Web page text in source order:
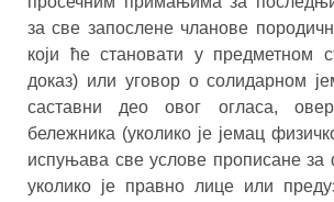
за све запослене чланове
који ће становати у предметном
доказ) или уговор о солидарном
саставни део овог огласа,
бележника (уколико је јемац
испуњава све услове прописане за
уколико је правно лице или